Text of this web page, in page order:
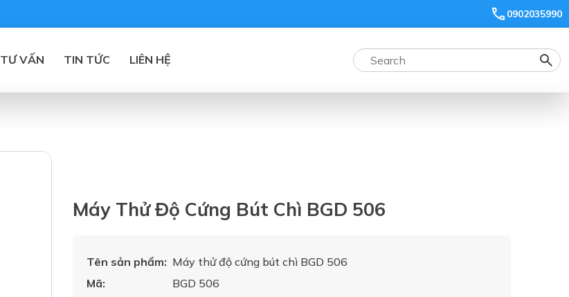
0902035990
TƯ VẤN TIN TỨC LIÊN HỆ
Máy Thử Độ Cứng Bút Chì BGD 506
Tên sản phẩm: Máy thử độ cứng bút chì BGD 506
Mã:
BGD 506